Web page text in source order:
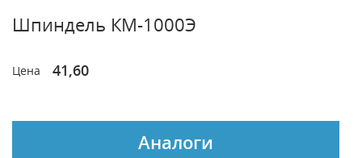
Шпиндель КМ-1000Э
Цена 41,60
Аналоги